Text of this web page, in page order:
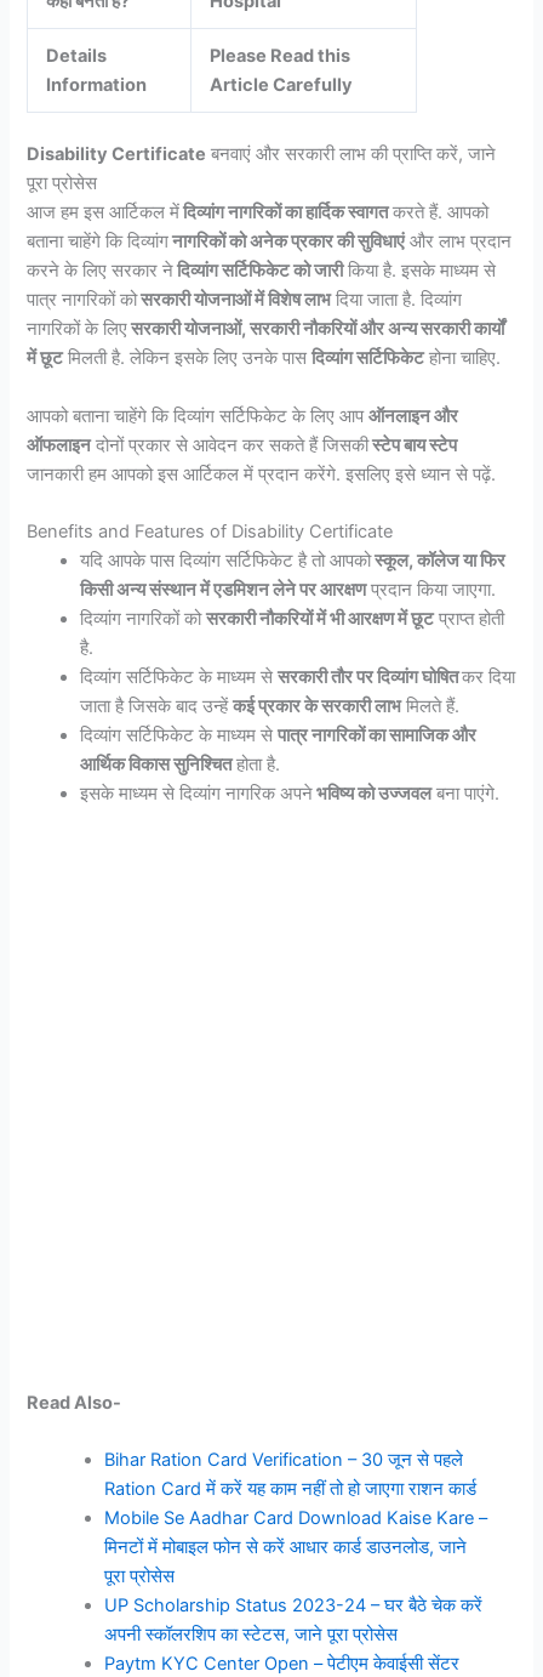
Details
Information
Please Read this
Article Carefully
Disability Certificate बनवाएं और सरकारी लाभ की प्राप्ति करें, जाने
पूरा प्रोसेस
आज हम इस आर्टिकल मेंदिव्यांग नागरिकों का हार्दिक स्वागतकरते हैं. आपको
बताना चाहेंगे कि दिव्यांगनागरिकों को अनेक प्रकार की सुविधाएंऔर लाभ प्रदान
करने के लिए सरकार नेदिव्यांग सर्टिफिकेट को जारीकिया है. इसके माध्यम से
पात्र नागरिकों कोसरकारी योजनाओं में विशेष लाभदिया जाता है. दिव्यांग
नागरिकों के लिएसरकारी योजनाओं, सरकारी नौकरियों और अन्य सरकारी कार्यों
में छूटमिलती है. लेकिन इसके लिए उनके पासदिव्यांग सर्टिफिकेटहोना चाहिए.
आपको बताना चाहेंगे कि दिव्यांग सर्टिफिकेट के लिए आपऑनलाइन और
ऑफलाइनदोनों प्रकार से आवेदन कर सकते हैं जिसकीस्टेप बाय स्टेप
जानकारी हम आपको इस आर्टिकल में प्रदान करेंगे. इसलिए इसे ध्यान से पढ़ें.
Benefits and Features of Disability Certificate
यदि आपके पास दिव्यांग सर्टिफिकेट है तो आपकोस्कूल, कॉलेज या फिर
किसी अन्य संस्थान में एडमिशन लेने पर आरक्षणप्रदान किया जाएगा.
दिव्यांग नागरिकों कोसरकारी नौकरियों में भी आरक्षण में छूटप्राप्त होती
है.
दिव्यांग सर्टिफिकेट के माध्यम सेसरकारी तौर पर दिव्यांग घोषितकर दिया
जाता है जिसके बाद उन्हेंकई प्रकार के सरकारी लाभमिलते हैं.
दिव्यांग सर्टिफिकेट के माध्यम सेपात्र नागरिकों का सामाजिक और
आर्थिक विकास सुनिश्चितहोता है.
इसके माध्यम से दिव्यांग नागरिक अपनेभविष्य को उज्जवलबना पाएंगे.
Read Also-
Bihar Ration Card Verification – 30 जून से पहले
Ration Card में करें यह काम नहीं तो हो जाएगा राशन कार्ड
Mobile Se Aadhar Card Download Kaise Kare –
मिनटों में मोबाइल फोन से करें आधार कार्ड डाउनलोड, जाने
पूरा प्रोसेस
UP Scholarship Status 2023-24 – घर बैठे चेक करें
अपनी स्कॉलरशिप का स्टेटस, जाने पूरा प्रोसेस
Paytm KYC Center Open – पेटीएम केवाईसी सेंटर